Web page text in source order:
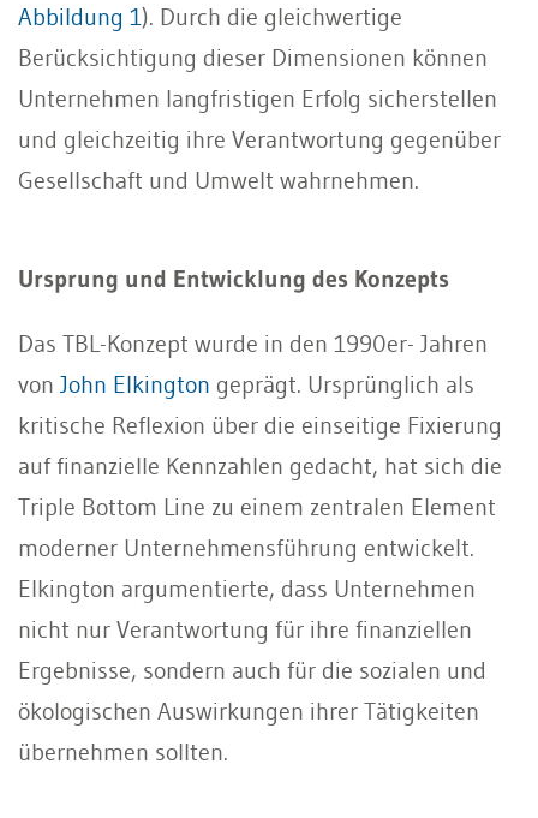
Abbildung 1). Durch die gleichwertige
Berücksichtigung dieser Dimensionen können
Unternehmen langfristigen Erfolg sicherstellen
und gleichzeitig ihre Verantwortung gegenüber
Gesellschaft und Umwelt wahrnehmen.
Ursprung und Entwicklung des Konzepts
Das TBL-Konzept wurde in den 1990er- Jahren
von John Elkington geprägt. Ursprünglich als
kritische Reflexion über die einseitige Fixierung
auf finanzielle Kennzahlen gedacht, hat sich die
Triple Bottom Line zu einem zentralen Element
moderner Unternehmensführung entwickelt.
Elkington argumentierte, dass Unternehmen
nicht nur Verantwortung für ihre finanziellen
Ergebnisse, sondern auch für die sozialen und
ökologischen Auswirkungen ihrer Tätigkeiten
übernehmen sollten.